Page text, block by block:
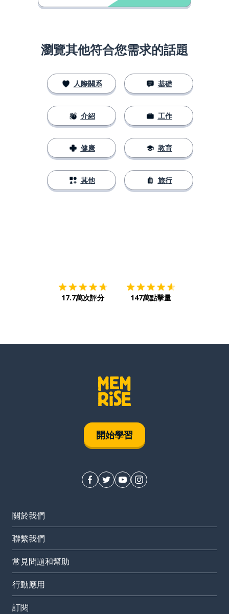
瀏覽其他符合您需求的話題
人際關系
介紹
健康
其他
基礎
工作
教育
旅行
17.7萬次評分 147萬點擊量
開始學習
關於我們
聯繫我們
常見問題和幫助
行動應用
訂閱